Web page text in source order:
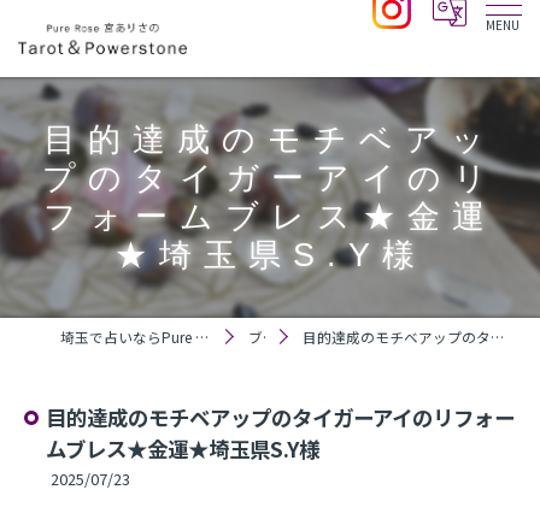
目的達成のモチベアッ
プのタイガーアイのリ
フォームブレス★金運
★埼玉県S.Y様
埼玉で占いならPure Rose 宮ありさのTarot＆Powerstone ブログ 目的達成のモチベアップのタイガーアイのリフォームブレス★金運★埼玉県S.Y様
目的達成のモチベアップのタイガーアイのリフォー
ムブレス★金運★埼玉県S.Y様
2025/07/23